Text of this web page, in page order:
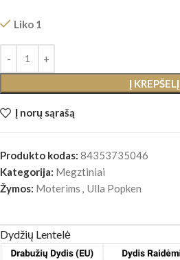
Liko 1
Į KREPŠELĮ
Į norų sąrašą
Produkto kodas: 84353735046
Kategorija: Megztiniai
Žymos: Moterims Ulla Popken
Dydžių Lentelė